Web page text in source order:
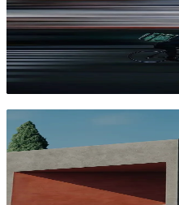
Luuk Disveld
Account Director Banny.io
De Ad‑architectuur:
het juiste jasje